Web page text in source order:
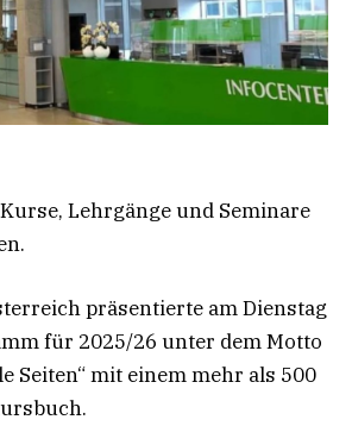
Lehrgänge und Seminare
präsentierte am Dienstag
für 2025/26 unter dem Motto
Seiten“ mit einem mehr als 500